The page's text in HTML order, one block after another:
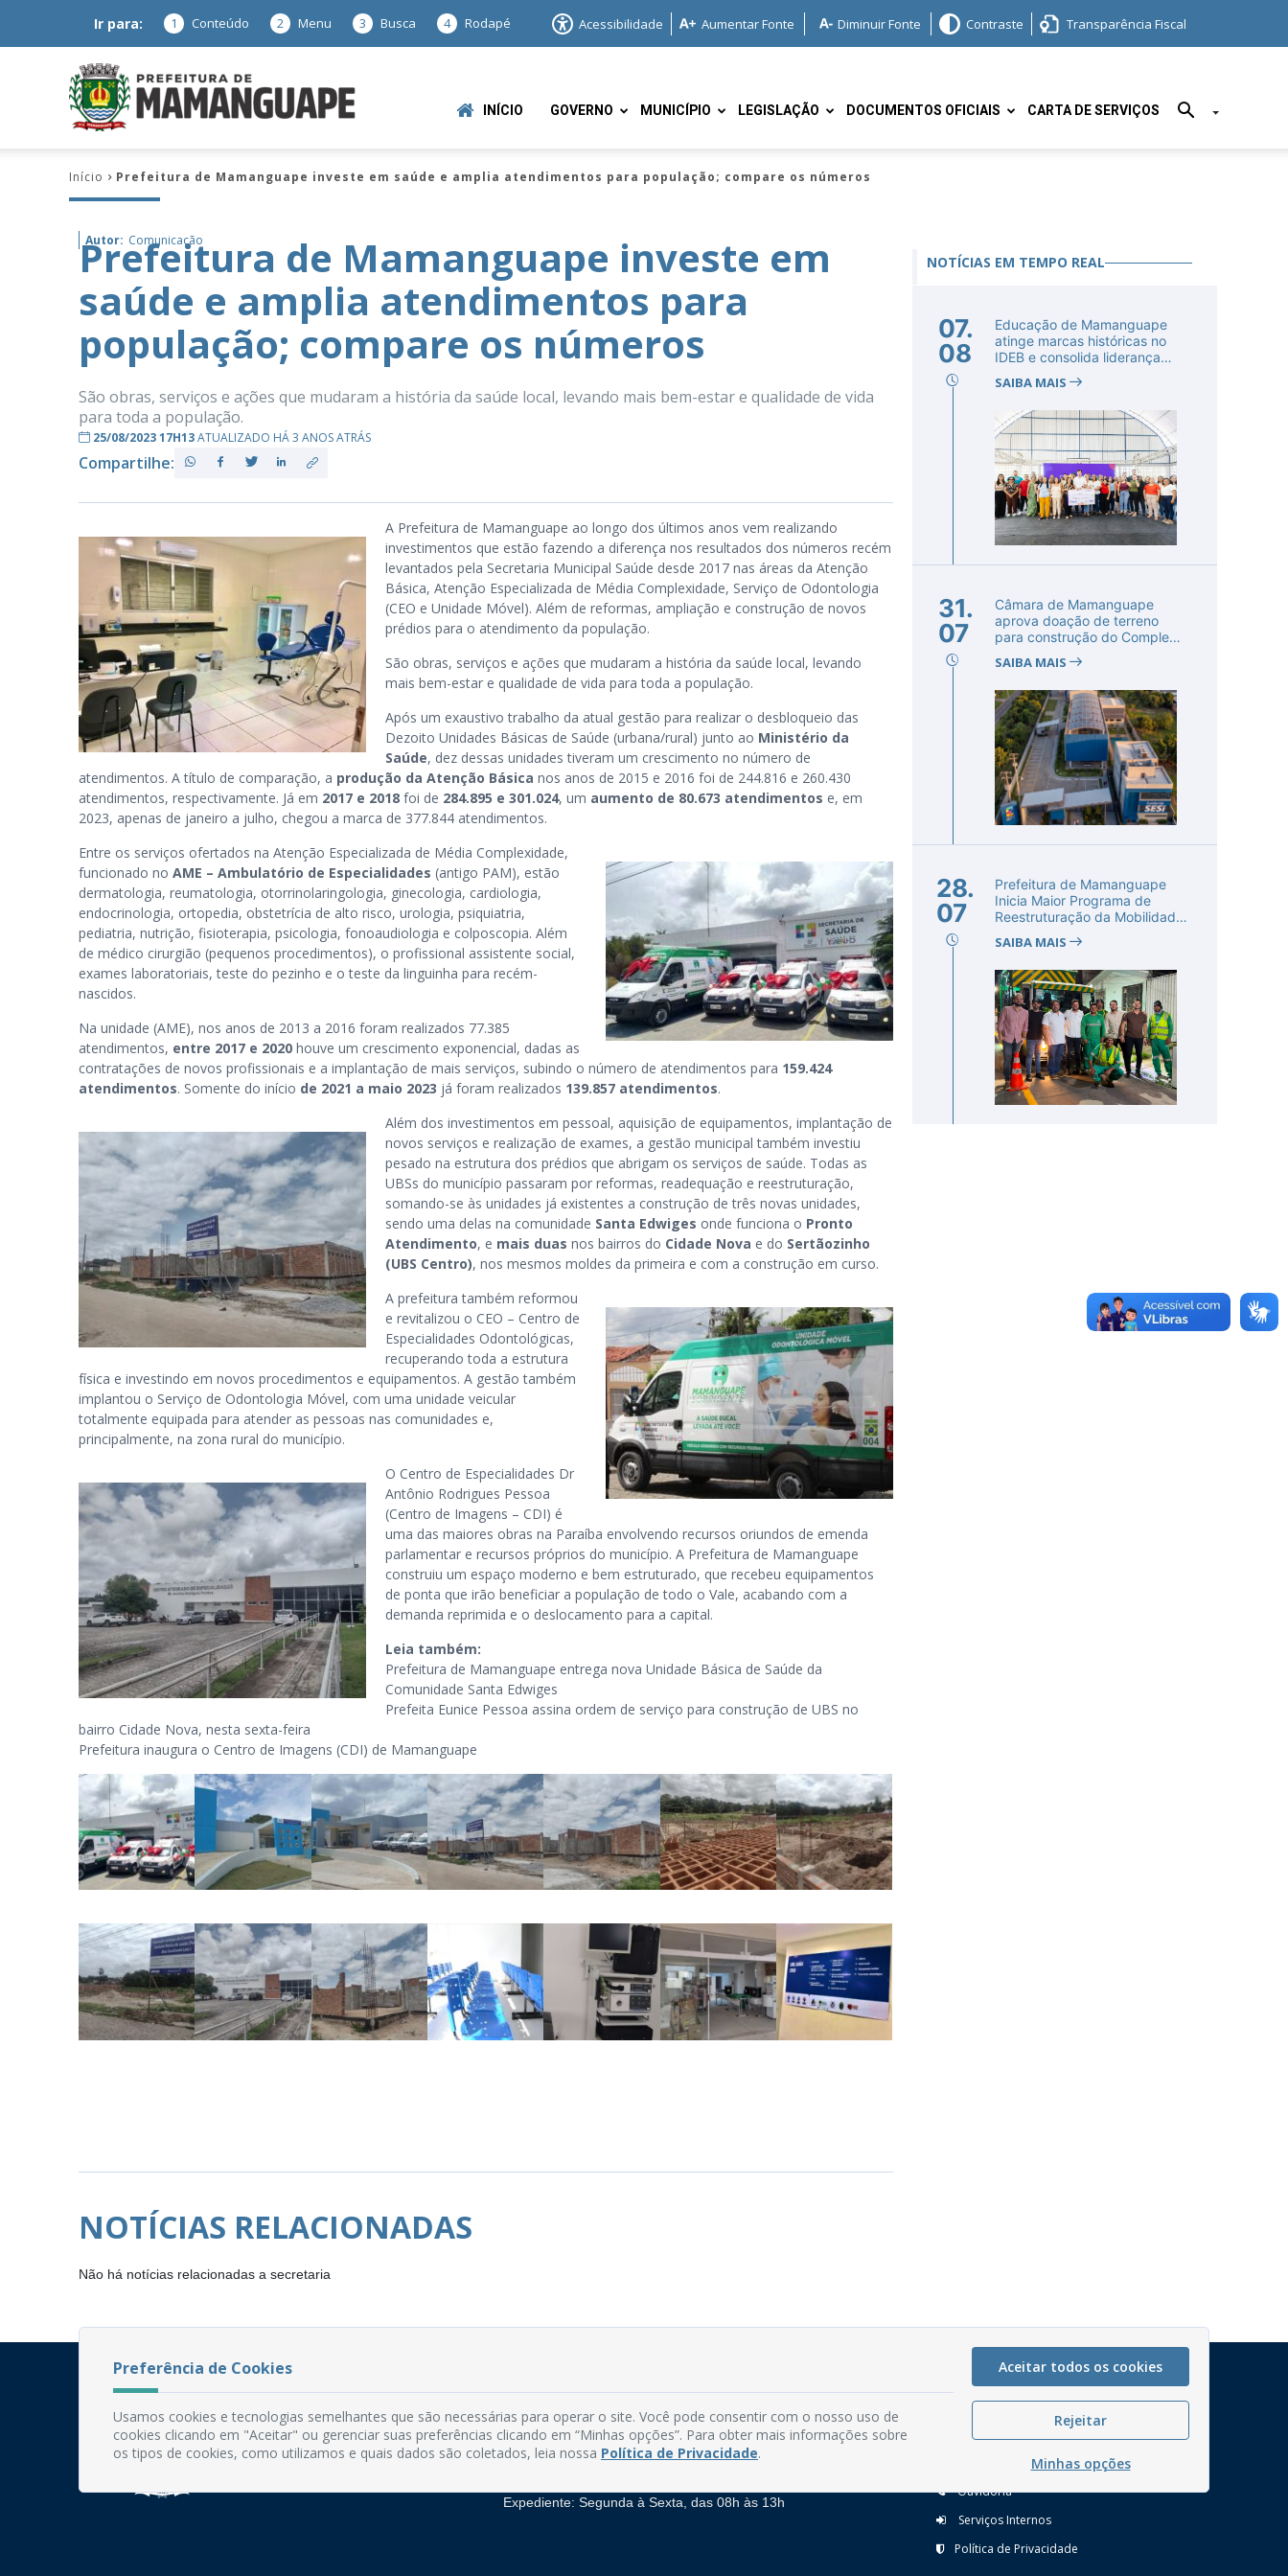
Ir para: 1 Conteúdo 2 Menu 3 Busca 4 Rodapé Acessibilidade Aumentar Fonte Diminuir Fonte Contraste Transparência Fiscal
Mamanguape
–
PB
INÍCIO GOVERNO MUNICÍPIO LEGISLAÇÃO DOCUMENTOS OFICIAIS CARTA DE SERVIÇOS
Início Prefeitura de Mamanguape investe em saúde e amplia atendimentos para população; compare os números
Autor: Comunicação
Prefeitura de Mamanguape investe em
saúde e amplia atendimentos para
população; compare os números
São obras, serviços e ações que mudaram a história da saúde local, levando mais bem-estar e qualidade de vida
para toda a população.
25/08/2023 17H13ATUALIZADO HÁ 3 ANOS ATRÁS
Compartilhe:
A Prefeitura de Mamanguape ao longo dos últimos anos vem realizando
investimentos que estão fazendo a diferença nos resultados dos números recém
levantados pela Secretaria Municipal Saúde desde 2017 nas áreas da Atenção
Básica, Atenção Especializada de Média Complexidade, Serviço de Odontologia
(CEO e Unidade Móvel). Além de reformas, ampliação e construção de novos
prédios para o atendimento da população.
São obras, serviços e ações que mudaram a história da saúde local, levando
mais bem-estar e qualidade de vida para toda a população.
Após um exaustivo trabalho da atual gestão para realizar o desbloqueio das
Dezoito Unidades Básicas de Saúde (urbana/rural) junto ao Ministério da
Saúde, dez dessas unidades tiveram um crescimento no número de
atendimentos. A título de comparação, a produção da Atenção Básica nos anos de 2015 e 2016 foi de 244.816 e 260.430
atendimentos, respectivamente. Já em 2017 e 2018 foi de 284.895 e 301.024, um aumento de 80.673 atendimentos e, em
2023, apenas de janeiro a julho, chegou a marca de 377.844 atendimentos.
Entre os serviços ofertados na Atenção Especializada de Média Complexidade,
funcionado no AME – Ambulatório de Especialidades (antigo PAM), estão
dermatologia, reumatologia, otorrinolaringologia, ginecologia, cardiologia,
endocrinologia, ortopedia, obstetrícia de alto risco, urologia, psiquiatria,
pediatria, nutrição, fisioterapia, psicologia, fonoaudiologia e colposcopia. Além
de médico cirurgião (pequenos procedimentos), o profissional assistente social,
exames laboratoriais, teste do pezinho e o teste da linguinha para recém-
nascidos.
Na unidade (AME), nos anos de 2013 a 2016 foram realizados 77.385
atendimentos, entre 2017 e 2020 houve um crescimento exponencial, dadas as
contratações de novos profissionais e a implantação de mais serviços, subindo o número de atendimentos para 159.424
atendimentos. Somente do início de 2021 a maio 2023 já foram realizados 139.857 atendimentos.
Além dos investimentos em pessoal, aquisição de equipamentos, implantação de
novos serviços e realização de exames, a gestão municipal também investiu
pesado na estrutura dos prédios que abrigam os serviços de saúde. Todas as
UBSs do município passaram por reformas, readequação e reestruturação,
somando-se às unidades já existentes a construção de três novas unidades,
sendo uma delas na comunidade Santa Edwiges onde funciona o Pronto
Atendimento, e mais duas nos bairros do Cidade Nova e do Sertãozinho
(UBS Centro), nos mesmos moldes da primeira e com a construção em curso.
A prefeitura também reformou
e revitalizou o CEO – Centro de
Especialidades Odontológicas,
recuperando toda a estrutura
física e investindo em novos procedimentos e equipamentos. A gestão também
implantou o Serviço de Odontologia Móvel, com uma unidade veicular
totalmente equipada para atender as pessoas nas comunidades e,
principalmente, na zona rural do município.
O Centro de Especialidades Dr
Antônio Rodrigues Pessoa
(Centro de Imagens – CDI) é
uma das maiores obras na Paraíba envolvendo recursos oriundos de emenda
parlamentar e recursos próprios do município. A Prefeitura de Mamanguape
construiu um espaço moderno e bem estruturado, que recebeu equipamentos
de ponta que irão beneficiar a população de todo o Vale, acabando com a
demanda reprimida e o deslocamento para a capital.
Leia também:
Prefeitura de Mamanguape entrega nova Unidade Básica de Saúde da
Comunidade Santa Edwiges
Prefeita Eunice Pessoa assina ordem de serviço para construção de UBS no
bairro Cidade Nova, nesta sexta-feira
Prefeitura inaugura o Centro de Imagens (CDI) de Mamanguape
NOTÍCIAS RELACIONADAS
Não há notícias relacionadas a secretaria
NOTÍCIAS EM TEMPO REAL
07.
08
Educação de Mamanguape
atinge marcas históricas no
IDEB e consolida liderança
SAIBA MAIS
31.
07
Câmara de Mamanguape
aprova doação de terreno
para construção do Complexo
SAIBA MAIS
28.
07
Prefeitura de Mamanguape
Inicia Maior Programa de
Reestruturação da Mobilidade
SAIBA MAIS
Rua do Imperador, 78, Centro
CEP: 58.280-000 - Mamanguape/PB
Fone: (83) 3292-2246
Expediente: Segunda à Sexta, das 08h às 13h
Mapa do Site
Perguntas frequentes
Manual de Navegação
Ouvidoria
Serviços Internos
Política de Privacidade
Preferência de Cookies
Usamos cookies e tecnologias semelhantes que são necessárias para operar o site. Você pode consentir com o nosso uso de
cookies clicando em "Aceitar" ou gerenciar suas preferências clicando em “Minhas opções”. Para obter mais informações sobre
os tipos de cookies, como utilizamos e quais dados são coletados, leia nossa Política de Privacidade.
Aceitar todos os cookies
Rejeitar
Minhas opções